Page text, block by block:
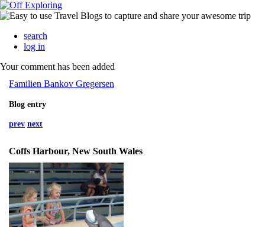
search
log in
Your comment has been added
Familien Bankov Gregersen
Blog entry
prev next
Coffs Harbour, New South Wales